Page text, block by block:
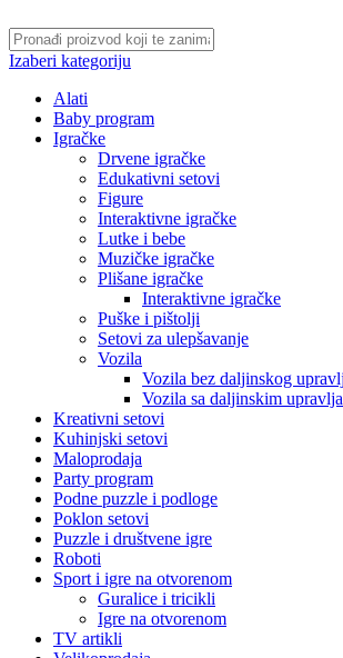
Izaberi kategoriju
Alati
Baby program
Igračke
Drvene igračke
Edukativni setovi
Figure
Interaktivne igračke
Lutke i bebe
Muzičke igračke
Plišane igračke
Interaktivne igračke
Puške i pištolji
Setovi za ulepšavanje
Vozila
Vozila bez daljinskog
Vozila sa daljinskim
Kreativni setovi
Kuhinjski setovi
Maloprodaja
Party program
Podne puzzle i podloge
Poklon setovi
Puzzle i društvene igre
Roboti
Sport i igre na otvorenom
Guralice i tricikli
Igre na otvorenom
TV artikli